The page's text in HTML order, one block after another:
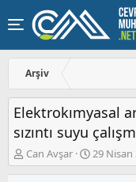
Arşiv
Elektrokımyasal
sızıntı suyu
K
o
Can Avşar
B
a
29 Nisan